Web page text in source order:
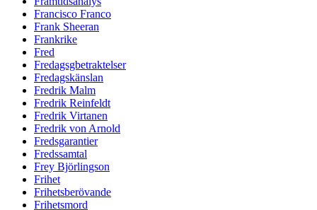
Francisco Franco
Frank Sheeran
Frankrike
Fred
Fredagsgbetraktelser
Fredagskänslan
Fredrik Malm
Fredrik Reinfeldt
Fredrik Virtanen
Fredrik von Arnold
Fredsgarantier
Fredssamtal
Frey Björlingson
Frihet
Frihetsberövande
Frihetsmord